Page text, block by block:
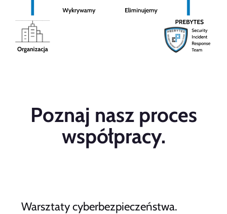
Poznaj nasz proces
współpracy.
Warsztaty cyberbezpieczeństwa.